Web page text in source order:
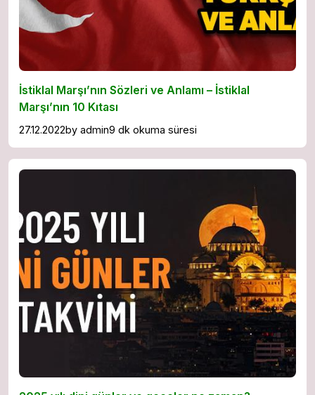
İstiklal Marşı’nın Sözleri ve Anlamı – İstiklal
Marşı’nın 10 Kıtası
27.12.2022by admin9 dk okuma süresi